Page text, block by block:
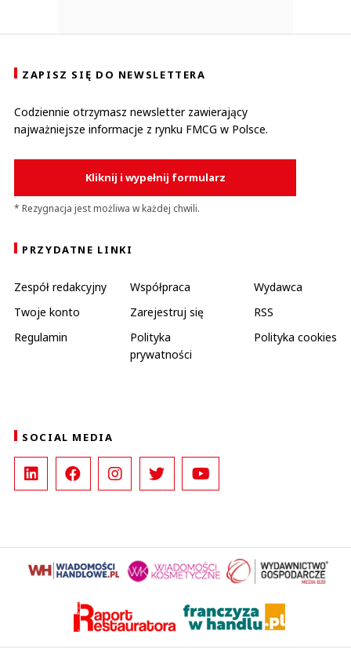
ZAPISZ SIĘ DO NEWSLETTERA
Codziennie otrzymasz newsletter zawierający
najważniejsze informacje z rynku FMCG w Polsce.
Kliknij i wypełnij formularz
* Rezygnacja jest możliwa w każdej chwili.
PRZYDATNE LINKI
Zespół redakcyjny Współpraca
Wydawca
Twoje konto
Zarejestruj się
RSS
Regulamin
Polityka
prywatności
Polityka cookies
SOCIAL MEDIA